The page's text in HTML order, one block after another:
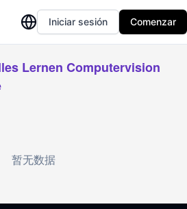
Iniciar sesión Comenzar
Lernen Computervision
暂无数据